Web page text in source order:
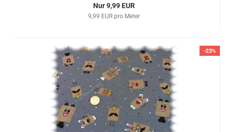
Nur 9,99 EUR
9,99 EUR pro Meter
-23%